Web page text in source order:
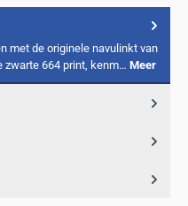
met de originele navulinkt van
zwarte 664 print, kenm… Meer